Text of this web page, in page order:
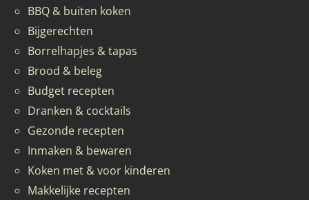
BBQ & buiten koken
Bijgerechten
Borrelhapjes & tapas
Brood & beleg
Budget recepten
Dranken & cocktails
Gezonde recepten
Inmaken & bewaren
Koken met & voor kinderen
Makkelijke recepten